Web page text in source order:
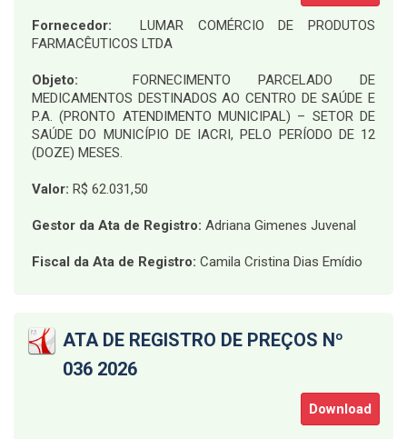
Fornecedor:
LUMAR COMÉRCIO DE PRODUTOS
FARMACÊUTICOS LTDA
Objeto:
FORNECIMENTO PARCELADO DE
MEDICAMENTOS DESTINADOS AO CENTRO DE SAÚDE E
P.A. (PRONTO ATENDIMENTO MUNICIPAL) – SETOR DE
SAÚDE DO MUNICÍPIO DE IACRI, PELO PERÍODO DE 12
(DOZE) MESES.
Valor: R$ 62.031,50
Gestor da Ata de Registro: Adriana Gimenes Juvenal
Fiscal da Ata de Registro: Camila Cristina Dias Emídio
ATA DE REGISTRO DE PREÇOS Nº
036 2026
Download